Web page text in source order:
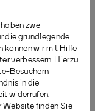
zwei
die grundlegende
können wir mit Hilfe
verbessern. Hierzu
Besuchern
in die
widerrufen.
Website finden Sie